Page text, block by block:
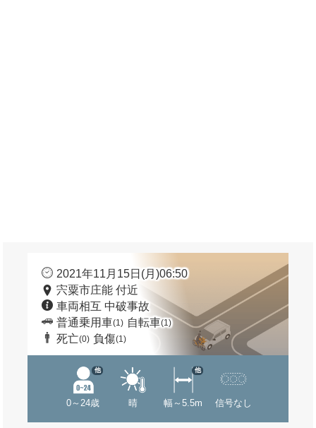
2021年11月15日(月)06:50
宍粟市庄能 付近
車両相互 中破事故
普通乗用車(1) 自転車(1)
死亡(0) 負傷(1)
0～24歳
他
晴 幅～5.5m
他
信号なし